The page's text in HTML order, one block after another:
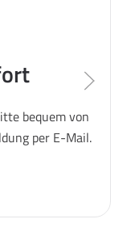
bequem von
per E-Mail.